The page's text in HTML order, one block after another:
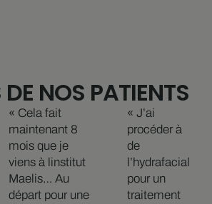
NOS PATIENTS
« Cela fait
maintenant 8
mois que je
viens à linstitut
Maelis… Au
départ pour une
« J’ai
procéder à
de
l’hydrafacial
pour un
traitement